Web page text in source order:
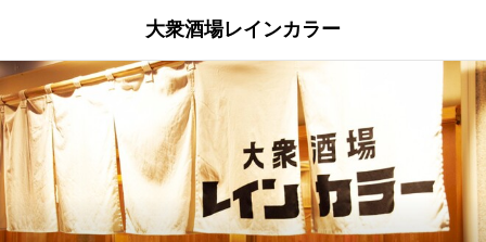
大衆酒場レインカラー